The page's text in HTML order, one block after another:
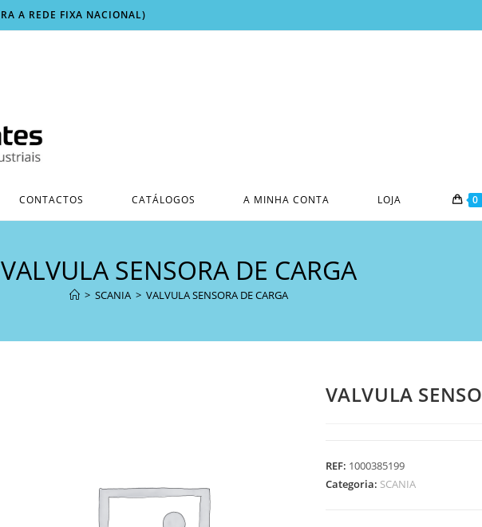
A REDE FIXA NACIONAL)
CONTACTOS CATÁLOGOS A MINHA CONTA LOJA 0
VALVULA SENSORA DE CARGA
> SCANIA > VALVULA SENSORA DE CARGA
VALVULA
REF: 1000385199
Categoria: SCANIA